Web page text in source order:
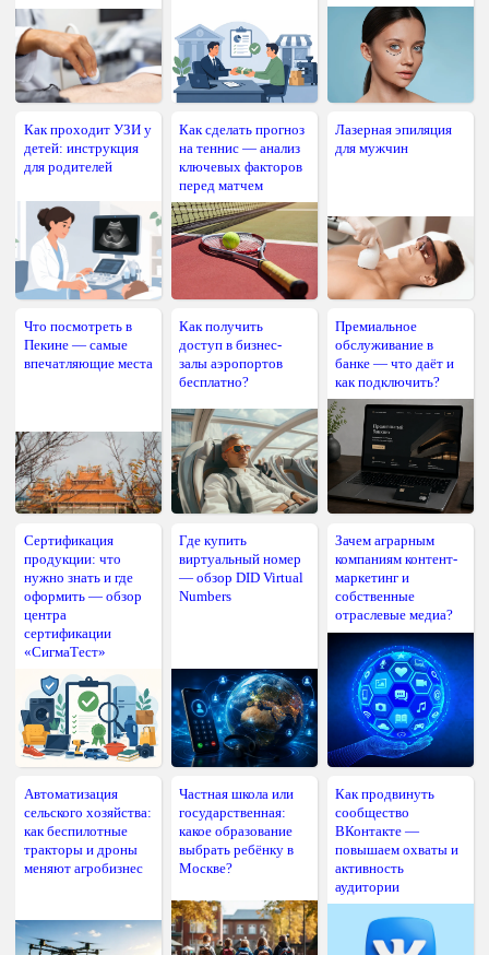
Как проходит УЗИ у
детей: инструкция
для родителей
Как сделать прогноз
на теннис — анализ
ключевых факторов
перед матчем
Лазерная эпиляция
для мужчин
Что посмотреть в
Пекине — самые
впечатляющие места
Как получить
доступ в бизнес-
залы аэропортов
бесплатно?
Премиальное
обслуживание в
банке — что даёт и
как подключить?
Сертификация
продукции: что
нужно знать и где
оформить — обзор
центра
сертификации
«СигмаТест»
Где купить
виртуальный номер
— обзор DID Virtual
Numbers
Зачем аграрным
компаниям контент-
маркетинг и
собственные
отраслевые медиа?
Автоматизация
сельского хозяйства:
как беспилотные
тракторы и дроны
меняют агробизнес
Частная школа или
государственная:
какое образование
выбрать ребёнку в
Москве?
Как продвинуть
сообщество
ВКонтакте —
повышаем охваты и
активность
аудитории